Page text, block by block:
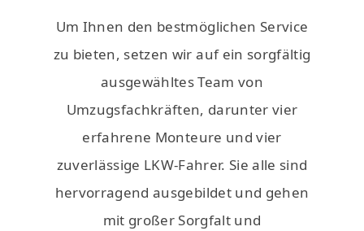
Um Ihnen den bestmöglichen Service
zu bieten, setzen wir auf ein sorgfältig
ausgewähltes Team von
Umzugsfachkräften, darunter vier
erfahrene Monteure und vier
zuverlässige LKW-Fahrer. Sie alle sind
hervorragend ausgebildet und gehen
mit großer Sorgfalt und